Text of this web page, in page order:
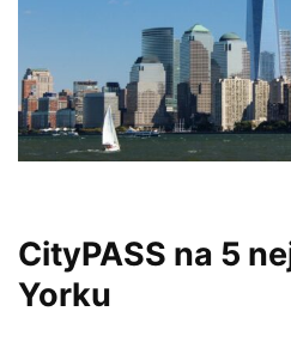
CityPASS na 5
Yorku